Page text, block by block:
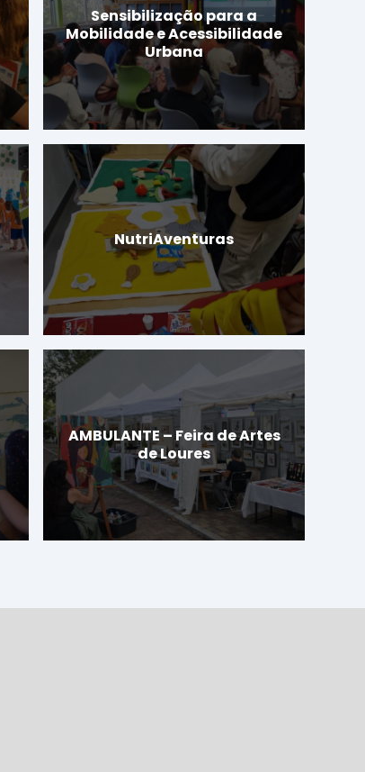
Sensibilização para a
Mobilidade e Acessibilidade
Urbana
NutriAventuras
AMBULANTE – Feira de Artes
de Loures